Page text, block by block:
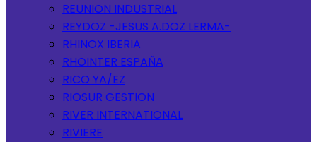
REUNION INDUSTRIAL
REYDOZ -JESUS A.DOZ LERMA-
RHINOX IBERIA
RHOINTER ESPAÑA
RICO YA/EZ
RIOSUR GESTION
RIVER INTERNATIONAL
RIVIERE